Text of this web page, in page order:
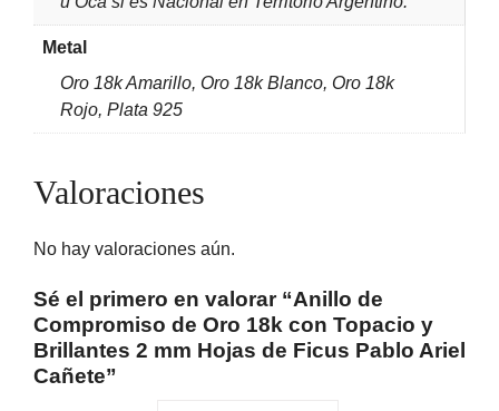
Metal
Oro 18k Amarillo, Oro 18k Blanco, Oro 18k
Rojo, Plata 925
Valoraciones
No hay valoraciones aún.
Sé el primero en valorar “Anillo de
Compromiso de Oro 18k con Topacio y
Brillantes 2 mm Hojas de Ficus Pablo Ariel
Cañete”